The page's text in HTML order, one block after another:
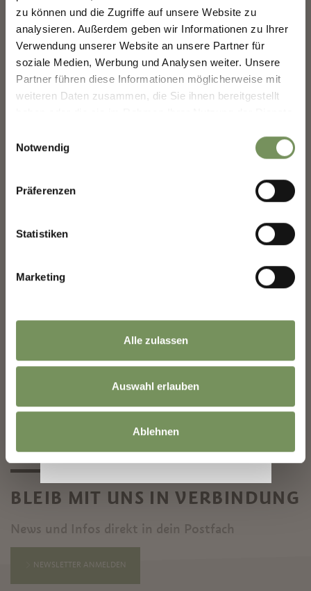
zu können und die Zugriffe auf unsere Website zu
analysieren. Außerdem geben wir Informationen zu Ihrer
Verwendung unserer Website an unsere Partner für
soziale Medien, Werbung und Analysen weiter. Unsere
Partner führen diese Informationen möglicherweise mit
weiteren Daten zusammen, die Sie ihnen bereitgestellt
Notwendig
Präferenzen
Statistiken
Marketing
Alle zulassen
Auswahl erlauben
Ablehnen
+
BLEIB MIT UNS IN VERBINDUNG
News und Infos direkt in dein Postfach
NEWSLETTER ANMELDEN
MERANS ZUKUNFT GESTALTEN —
GEMEINSAM.
Deine Meinung zählt. Scannen, teilen, bewegen.